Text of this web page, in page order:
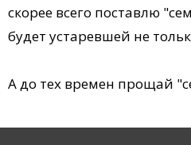
скорее всего поставлю
будет устаревшей не
А до тех времен прощай